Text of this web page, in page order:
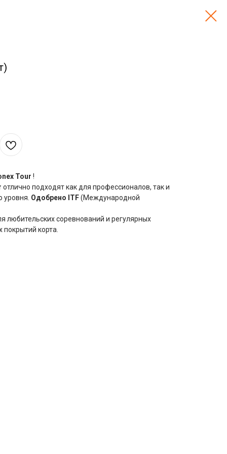
Tour !
отлично подходят как для профессионалов, так и
уровня. Одобрено ITF(Международной
любительских соревнований и регулярных
покрытий корта.